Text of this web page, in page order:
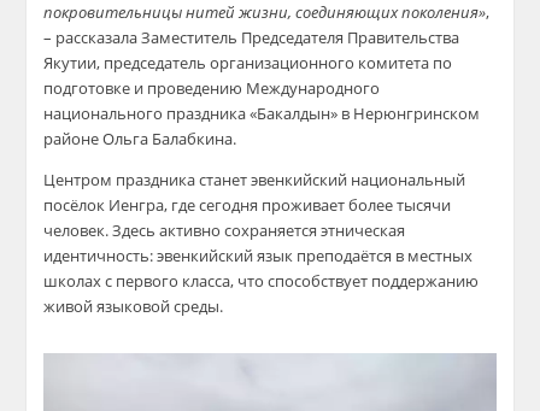
покровительницы нитей жизни, соединяющих поколения»,
– рассказала Заместитель Председателя Правительства
Якутии, председатель организационного комитета по
подготовке и проведению Международного
национального праздника «Бакалдын» в Нерюнгринском
районе Ольга Балабкина.
Центром праздника станет эвенкийский национальный
посёлок Иенгра, где сегодня проживает более тысячи
человек. Здесь активно сохраняется этническая
идентичность: эвенкийский язык преподаётся в местных
школах с первого класса, что способствует поддержанию
живой языковой среды.